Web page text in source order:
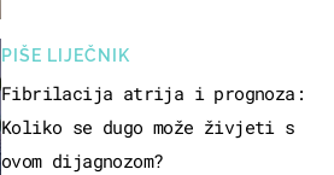
PIŠE LIJEČNIK
Fibrilacija atrija i prognoza:
Koliko se dugo može živjeti s
ovom dijagnozom?